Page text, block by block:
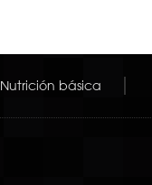
Nutrición básica